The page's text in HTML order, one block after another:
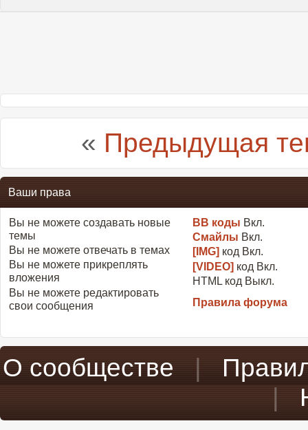
« Предыдущая
Ваши права
Вы не можете создавать новые
темы
Вы не можете отвечать в темах
Вы не можете прикреплять
вложения
Вы не можете редактировать
свои сообщения
BB коды Вкл.
Смайлы Вкл.
[IMG] код Вкл.
[VIDEO] код Вкл.
HTML код Выкл.
Правила форума
О сообществе |
|